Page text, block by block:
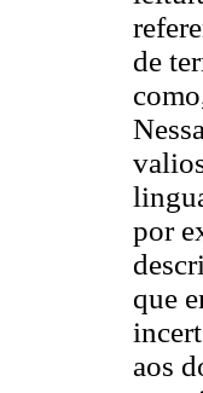
de
por
que
aos